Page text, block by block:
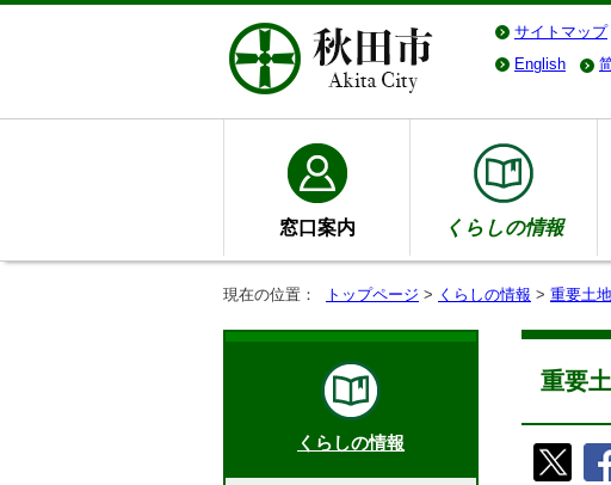
サイトマップ
English
窓口案内 くらしの情報
現在の位置： トップページ > くらしの情報 > 重要土
重要
くらしの情報